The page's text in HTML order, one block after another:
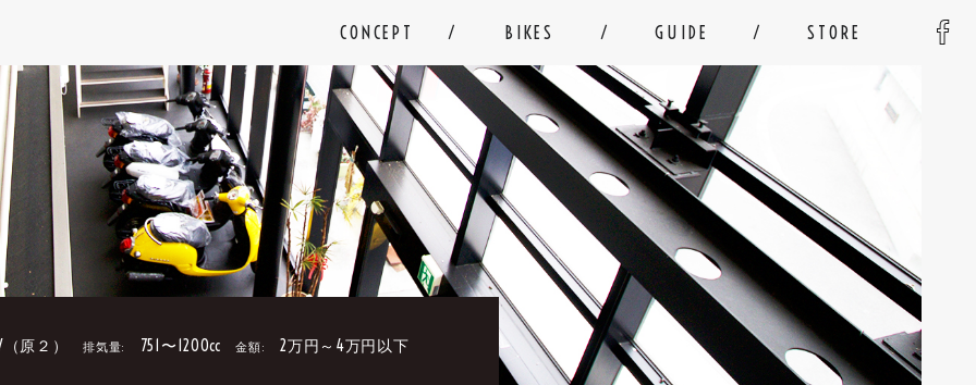
CONCEPT BIKES GUIDE STORE
（原２） 排気量: 751〜1200cc 金額: 2万円～4万円以下